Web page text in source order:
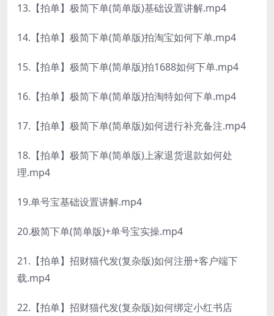
13.【拍单】极简下单(简单版)基础设置讲解.mp4
14.【拍单】极简下单(简单版)拍淘宝如何下单.mp4
15.【拍单】极简下单(简单版)拍1688如何下单.mp4
16.【拍单】极简下单(简单版)拍淘特如何下单.mp4
17.【拍单】极简下单(简单版)如何进行补充备注.mp4
18.【拍单】极简下单(简单版)上家退货退款如何处
理.mp4
19.单号宝基础设置讲解.mp4
20.极简下单(简单版)+单号宝实操.mp4
21.【拍单】招财猫代发(复杂版)如何注册+客户端下
载.mp4
22.【拍单】招财猫代发(复杂版)如何绑定小红书店